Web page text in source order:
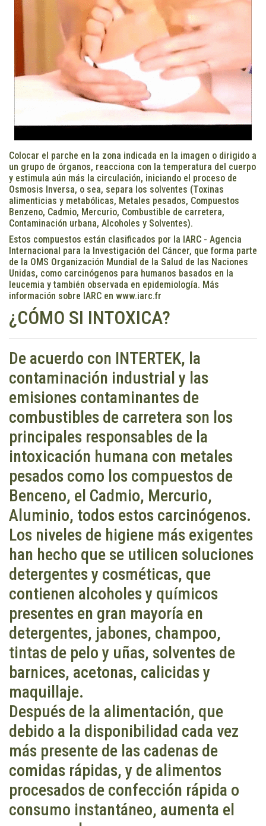
Colocar el parche en la zona indicada en la imagen o dirigido a
un grupo de órganos, reacciona con la temperatura del cuerpo
y estimula aún más la circulación, iniciando el proceso de
Osmosis Inversa, o sea, separa los solventes (Toxinas
alimenticias y metabólicas, Metales pesados, Compuestos
Benzeno, Cadmio, Mercurio, Combustible de carretera,
Contaminación urbana, Alcoholes y Solventes).
Estos compuestos están clasificados por la IARC - Agencia
Internacional para la Investigación del Cáncer, que forma parte
de la OMS Organización Mundial de la Salud de las Naciones
Unidas, como carcinógenos para humanos basados en la
leucemia y también observada en epidemiología. Más
información sobre IARC en www.iarc.fr
¿CÓMO SI INTOXICA?
De acuerdo con INTERTEK, la
contaminación industrial y las
emisiones contaminantes de
combustibles de carretera son los
principales responsables de la
intoxicación humana con metales
pesados como los compuestos de
Benceno, el Cadmio, Mercurio,
Aluminio, todos estos carcinógenos.
Los niveles de higiene más exigentes
han hecho que se utilicen soluciones
detergentes y cosméticas, que
contienen alcoholes y químicos
presentes en gran mayoría en
detergentes, jabones, champoo,
tintas de pelo y uñas, solventes de
barnices, acetonas, calicidas y
maquillaje.
Después de la alimentación, que
debido a la disponibilidad cada vez
más presente de las cadenas de
comidas rápidas, y de alimentos
procesados de confección rápida o
consumo instantáneo, aumenta el